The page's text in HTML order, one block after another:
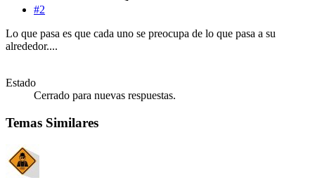
#2
Lo que pasa es que cada uno se preocupa de lo que pasa a su
alrededor....
Estado
Cerrado para nuevas respuestas.
Temas Similares